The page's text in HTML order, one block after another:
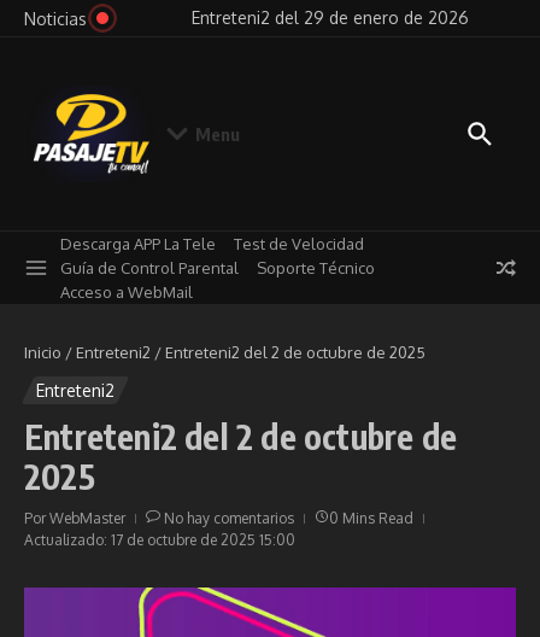
Saltar al contenido
Noticias Entreteni2 del 29 de enero de 2026
Menu
Descarga APP La Tele
Test de Velocidad
Guía de Control Parental
Soporte Técnico
Acceso a WebMail
Inicio / Entreteni2 / Entreteni2 del 2 de octubre de 2025
Entreteni2
Entreteni2 del 2 de octubre de
2025
PorWebMaster No hay comentarios
0 Mins Read
Actualizado: 17 de octubre de 2025 15:00